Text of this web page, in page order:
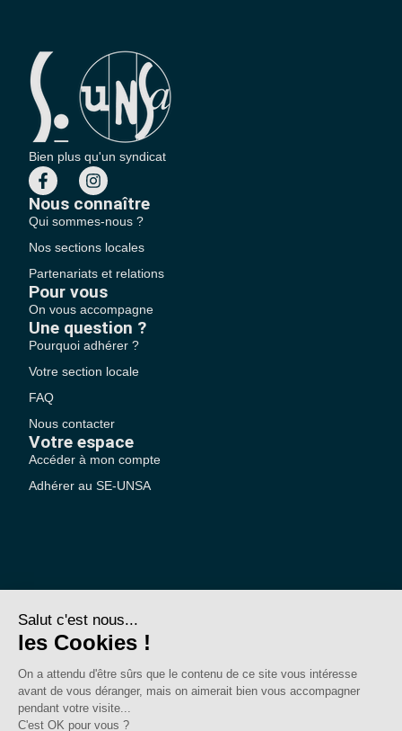
Bien plus qu'un syndicat
Nous connaître
Qui sommes-nous ?
Nos sections locales
Partenariats et relations
Pour vous
On vous accompagne
Une question ?
Pourquoi adhérer ?
Votre section locale
FAQ
Nous contacter
Votre espace
Accéder à mon compte
Adhérer au SE-UNSA
SE-Unsa est un syndicat de l’UNSA